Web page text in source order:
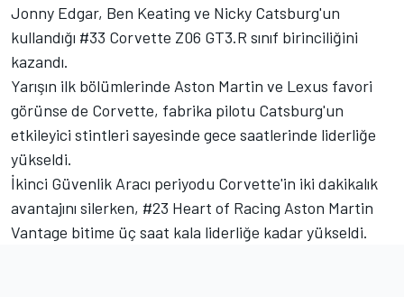
Jonny Edgar, Ben Keating ve Nicky Catsburg'un
kullandığı #33 Corvette Z06 GT3.R sınıf birinciliğini
kazandı.
Yarışın ilk bölümlerinde Aston Martin ve Lexus favori
görünse de Corvette, fabrika pilotu Catsburg'un
etkileyici stintleri sayesinde gece saatlerinde liderliğe
yükseldi.
İkinci Güvenlik Aracı periyodu Corvette'in iki dakikalık
avantajını silerken, #23 Heart of Racing Aston Martin
Vantage bitime üç saat kala liderliğe kadar yükseldi.